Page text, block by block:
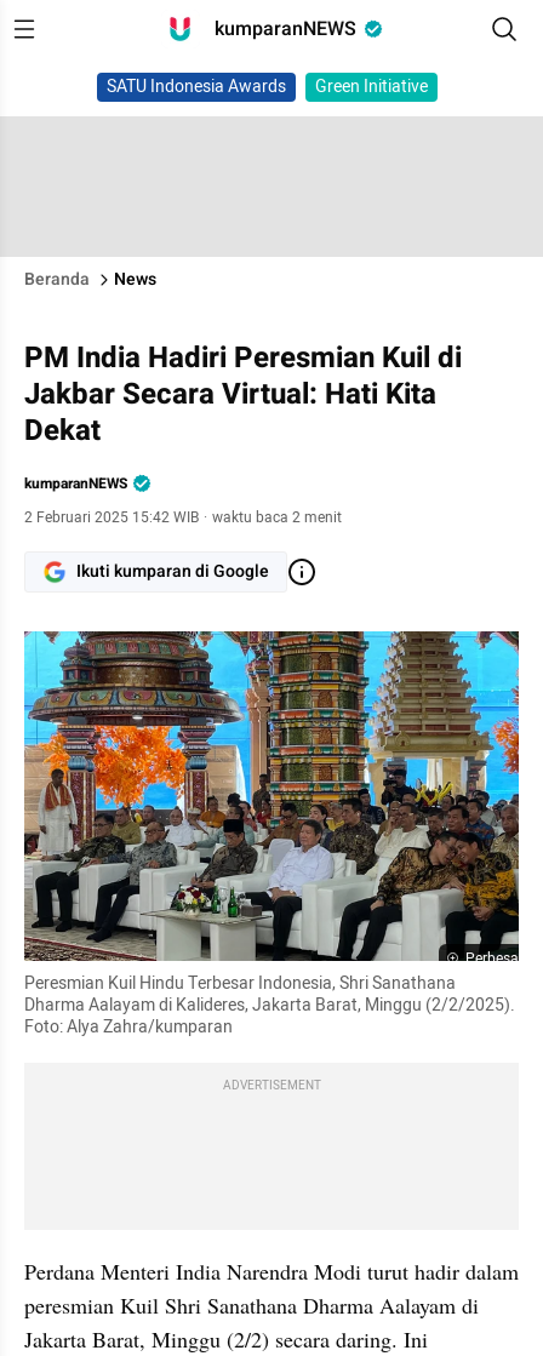
kumparanNEWS
SATU Indonesia Awards Green Initiative
Beranda News
PM India Hadiri Peresmian Kuil di
Jakbar Secara Virtual: Hati Kita
Dekat
kumparanNEWS
2 Februari 2025 15:42 WIB · waktu baca 2 menit
Ikuti kumparan di Google
Perbesar
Peresmian Kuil Hindu Terbesar Indonesia, Shri Sanathana
Dharma Aalayam di Kalideres, Jakarta Barat, Minggu (2/2/2025).
Foto: Alya Zahra/kumparan
ADVERTISEMENT
Perdana Menteri India Narendra Modi turut hadir dalam
peresmian Kuil Shri Sanathana Dharma Aalayam di
Jakarta Barat, Minggu (2/2) secara daring. Ini